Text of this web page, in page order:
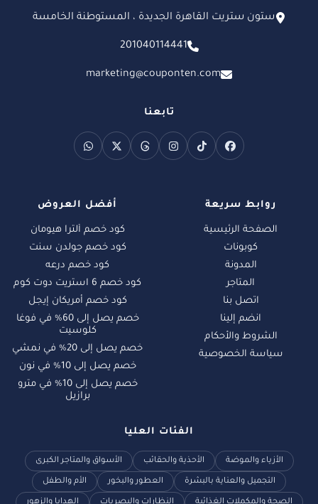
ستون ستريت القاهرة الجديدة ، المستوطنة الخامسة
201040114441
marketing@couponten.com
تابعنا
روابط سريعة
الصفحة الرئيسية
كوبونات
المدونة
المتاجر
اتصل بنا
انضم إلينا
الشروط والأحكام
سياسة الخصوصية
أفضل العروض
كود خصم ألترا هيومان
كود خصم جولدن سنت
كود خصم درعه
كود خصم 6 استريت دوت كوم
كود خصم أمريكان إيجل
خصم يصل إلى 60% في فوغا
كلوسيت
خصم يصل إلى 20% في نمشي
خصم يصل إلى 10% في نون
خصم يصل إلى 10% في مترو
برازيل
الفئات العليا
الأزياء والموضة الأحذية والحقائب الأسواق والمتاجر الكبرى
التجميل والعناية بالبشرة العطور والبخور الأم والطفل